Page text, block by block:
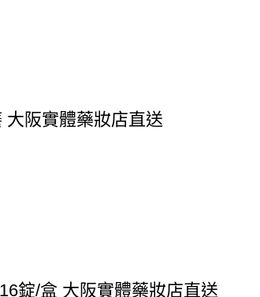
大阪實體藥妝店直送
錠/盒 大阪實體藥妝店直送